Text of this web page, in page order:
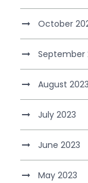
October
September
August 2023
July 2023
June 2023
May 2023